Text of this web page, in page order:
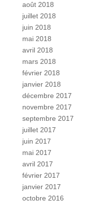
août 2018
juillet 2018
juin 2018
mai 2018
avril 2018
mars 2018
février 2018
janvier 2018
décembre 2017
novembre 2017
septembre 2017
juillet 2017
juin 2017
mai 2017
avril 2017
février 2017
janvier 2017
octobre 2016